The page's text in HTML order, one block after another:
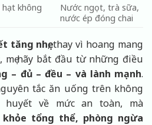
không
Nước ngọt, trà sữa,
nước ép đóng chai
tăng nhẹ, thay vì hoang mang
hãy bắt đầu từ những điều
– đủ – đều – và lành mạnh.
tắc ăn uống trên không
về mức an toàn, mà
tổng thể, phòng ngừa